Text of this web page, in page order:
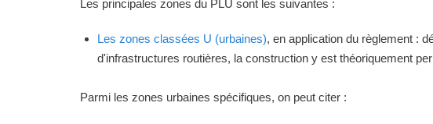
Les principales zones du PLU sont les suivantes :
Les zones classées U (urbaines), en application du règlement :
d'infrastructures routières, la construction y est théoriquement
Parmi les zones urbaines spécifiques, on peut citer :